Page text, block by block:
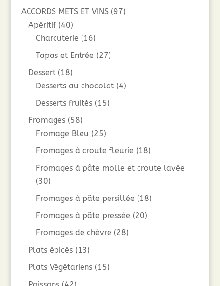
ACCORDS METS ET VINS (97)
Apéritif (40)
Charcuterie (16)
Tapas et Entrée (27)
Dessert (18)
Desserts au chocolat (4)
Desserts fruités (15)
Fromages (58)
Fromage Bleu (25)
Fromages à croute fleurie (18)
Fromages à pâte molle et croute lavée
(30)
Fromages à pâte persillée (18)
Fromages à pâte pressée (20)
Fromages de chèvre (28)
Plats épicés (13)
Plats Végétariens (15)